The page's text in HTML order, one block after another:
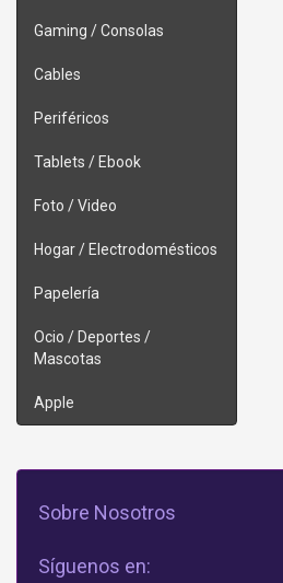
Gaming / Consolas
Cables
Periféricos
Tablets / Ebook
Foto / Video
Hogar / Electrodomésticos
Papelería
Ocio / Deportes /
Mascotas
Apple
Sobre Nosotros
Síguenos en: